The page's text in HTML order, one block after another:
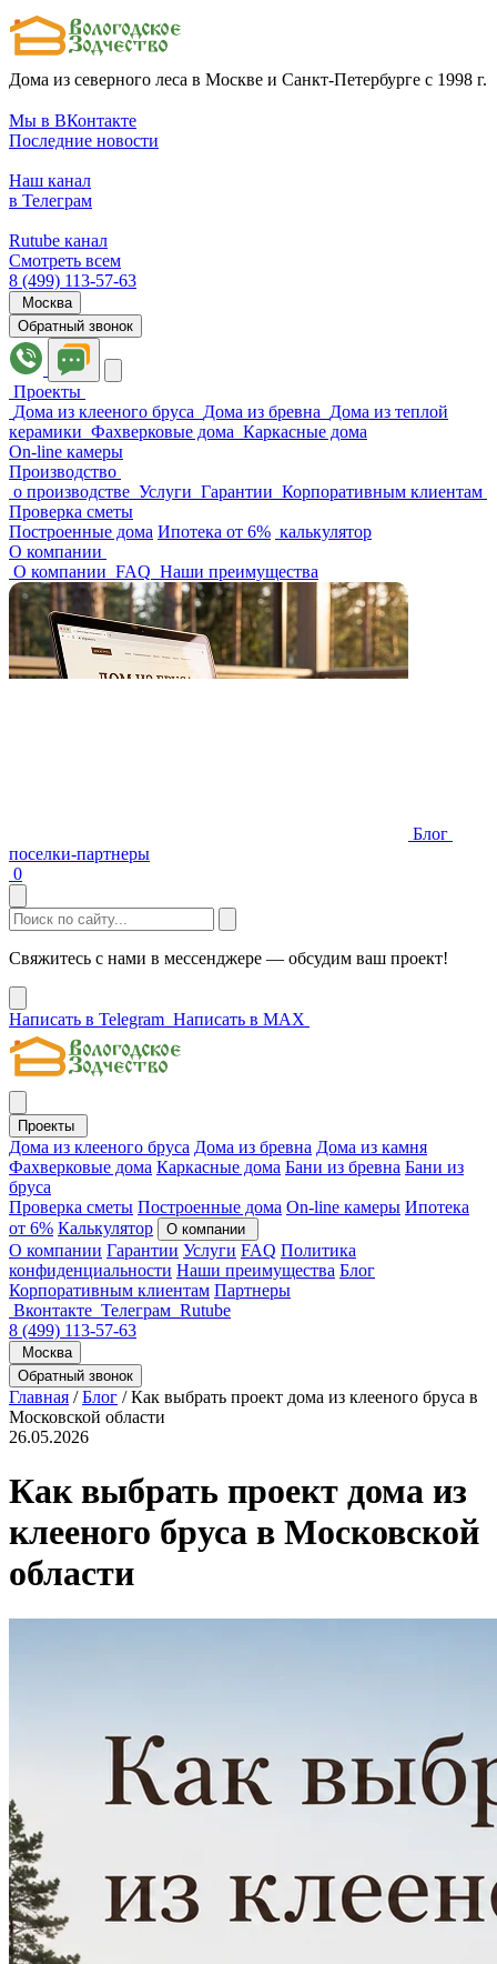
Дома из северного леса в Москве и Санкт-Петербурге с 1998 г.
Мы в ВКонтакте
Последние новости
Наш канал
в Телеграм
Rutube канал
Смотреть всем
8 (499) 113-57-63
Москва
Обратный звонок
Проекты
Дома из клееного бруса Дома из бревна Дома из теплой
керамики Фахверковые дома Каркасные дома
On-line камеры
Производство
о производстве Услуги Гарантии Корпоративным клиентам
Проверка сметы
Построенные дома Ипотека от 6% калькулятор
О компании
О компании FAQ Наши преимущества
Блог
поселки-партнеры
0
Свяжитесь с нами в мессенджере — обсудим ваш проект!
Написать в Telegram Написать в MAX
Проекты
Дома из клееного бруса Дома из бревна Дома из камня
Фахверковые дома Каркасные дома Бани из бревна Бани из
бруса
Проверка сметы Построенные дома On-line камеры Ипотека
от 6% Калькулятор О компании
О компании Гарантии Услуги FAQ Политика
конфиденциальности Наши преимущества Блог
Корпоративным клиентам Партнеры
Вконтакте Телеграм Rutube
8 (499) 113-57-63
Москва
Обратный звонок
Главная / Блог / Как выбрать проект дома из клееного бруса в
Московской области
26.05.2026
Как выбрать проект дома из
клееного бруса в Московской
области